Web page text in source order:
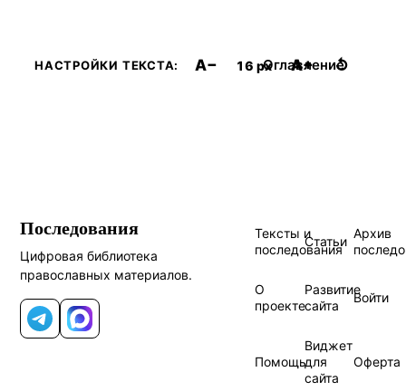
НАСТРОЙКИ ТЕКСТА: A− 16 px A+ ↺
Оглавление
Последования
Цифровая библиотека
православных материалов.
Telegram
MAX
Тексты и
последования
Статьи
Архив
О
проекте
Развитие
сайта
Войти
Помощь
Виджет
для
сайта
Оферта